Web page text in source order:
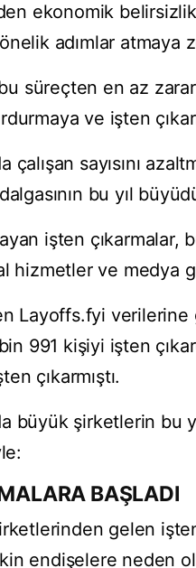
ekonomik
adımlar atmaya
süreçten en az
ve işten
sayısını
bu yıl
işten çıkarmalar,
hizmetler ve medya
Layoffs.fyi verilerine
991 kişiyi işten
çıkarmıştı.
şirketlerin bu
BAŞLADI
gelen
endişelere neden